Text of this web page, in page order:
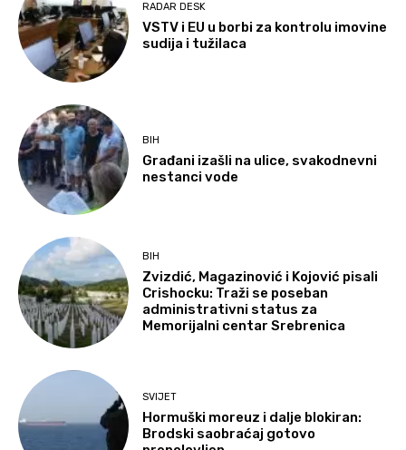
RADAR DESK
VSTV i EU u borbi za kontrolu imovine
sudija i tužilaca
BIH
Građani izašli na ulice, svakodnevni
nestanci vode
BIH
Zvizdić, Magazinović i Kojović pisali
Crishocku: Traži se poseban
administrativni status za
Memorijalni centar Srebrenica
SVIJET
Hormuški moreuz i dalje blokiran:
Brodski saobraćaj gotovo